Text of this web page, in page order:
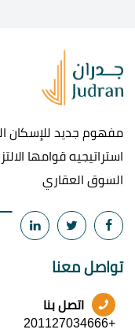
مفهوم جديد للإسكان
استراتيجيه قوامها
السوق العقاري
تواصل معنا
اتصل بنا
+201127034666